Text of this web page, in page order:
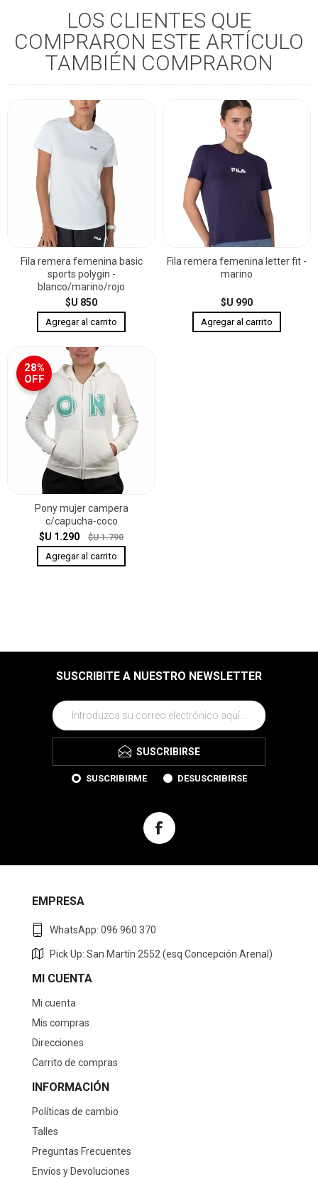
LOS CLIENTES QUE
COMPRARON ESTE ARTÍCULO
TAMBIÉN COMPRARON
Fila remera femenina basic
sports polygin -
blanco/marino/rojo
$U 850
Fila remera femenina letter fit -
marino
$U 990
28%
OFF
Pony mujer campera
c/capucha-coco
$U 1.290
$U 1.790
SUSCRIBITE A NUESTRO NEWSLETTER
SUSCRIBIRSE
SUSCRIBIRME DESUSCRIBIRSE
EMPRESA
WhatsApp: 096 960 370
Pick Up: San Martín 2552 (esq Concepción Arenal)
MI CUENTA
Mi cuenta
Mis compras
Direcciones
Carrito de compras
INFORMACIÓN
Políticas de cambio
Talles
Preguntas Frecuentes
Envíos y Devoluciones